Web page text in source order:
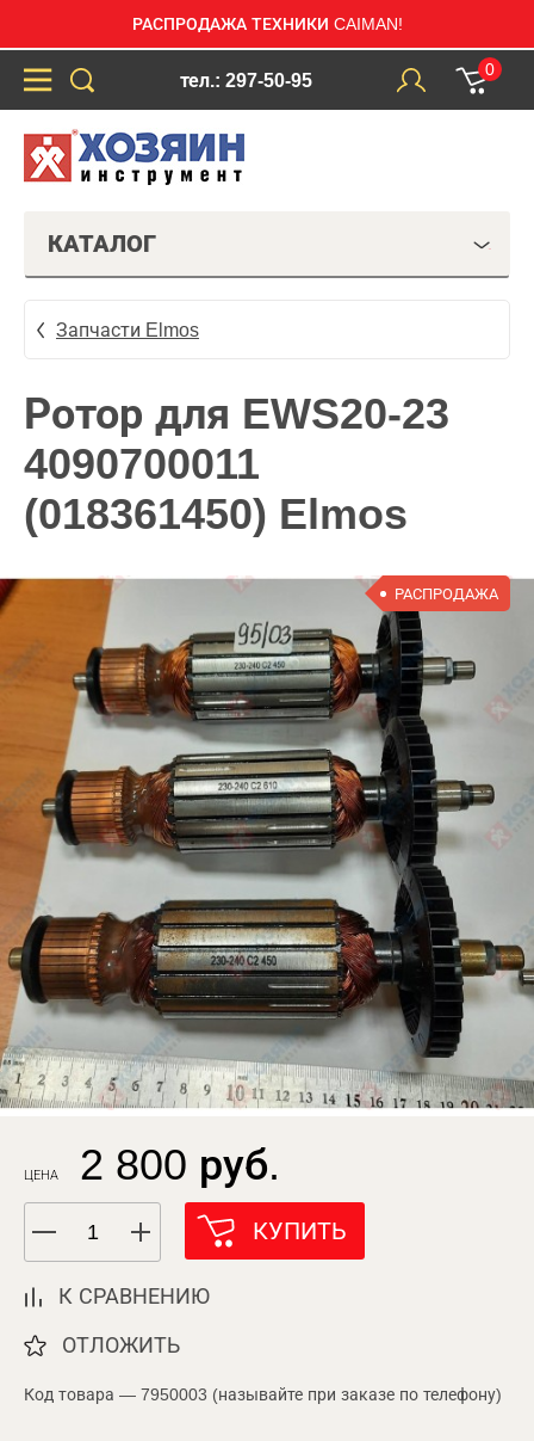
РАСПРОДАЖА ТЕХНИКИ CAIMAN!
тел.: 297-50-95
0
КАТАЛОГ
Запчасти Elmos
Ротор для EWS20-23
4090700011
(018361450) Elmos
РАСПРОДАЖА
ЦЕНА 2 800 руб.
КУПИТЬ
К СРАВНЕНИЮ
ОТЛОЖИТЬ
Код товара — 7950003 (называйте при заказе по телефону)